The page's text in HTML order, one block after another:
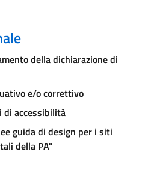
della dichiarazione di
e/o correttivo
di accessibilità
guida di design per i siti
della PA"